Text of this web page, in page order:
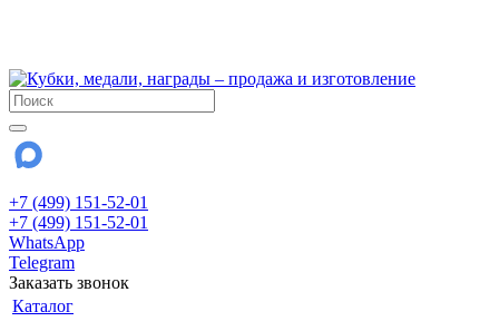
+7 (499) 151-52-01
+7 (499) 151-52-01
WhatsApp
Telegram
Заказать звонок
Каталог